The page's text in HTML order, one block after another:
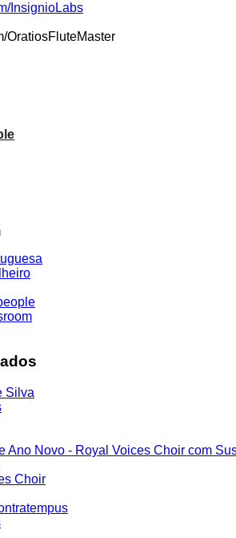
InsignioLabs
OratiosFluteMaster
Silva
Ano Novo - Royal Voices Choir com
Choir